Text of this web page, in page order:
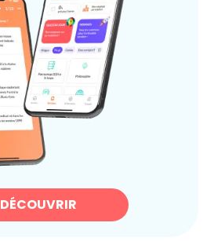
DÉCOUVRIR